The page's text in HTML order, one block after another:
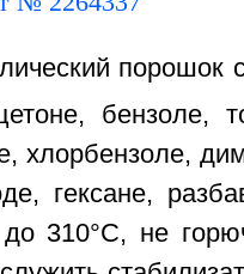
порошок
бензоле,
хлорбензоле,
гексане,
310°С, не